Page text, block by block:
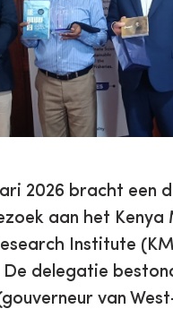
2026 bracht een
aan het Kenya
Institute
delegatie
van